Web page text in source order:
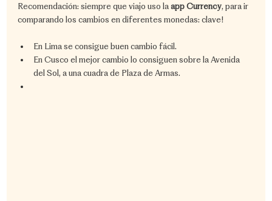
Recomendación: siempre que viajo uso la app Currency, para ir
comparando los cambios en diferentes monedas: clave!
En Lima se consigue buen cambio fácil.
En Cusco el mejor cambio lo consiguen sobre la Avenida
del Sol, a una cuadra de Plaza de Armas.